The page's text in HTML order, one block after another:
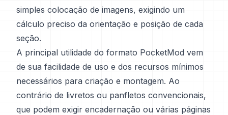
simples colocação de imagens, exigindo um
cálculo preciso da orientação e posição de cada
seção.
A principal utilidade do formato PocketMod vem
de sua facilidade de uso e dos recursos mínimos
necessários para criação e montagem. Ao
contrário de livretos ou panfletos convencionais,
que podem exigir encadernação ou várias páginas